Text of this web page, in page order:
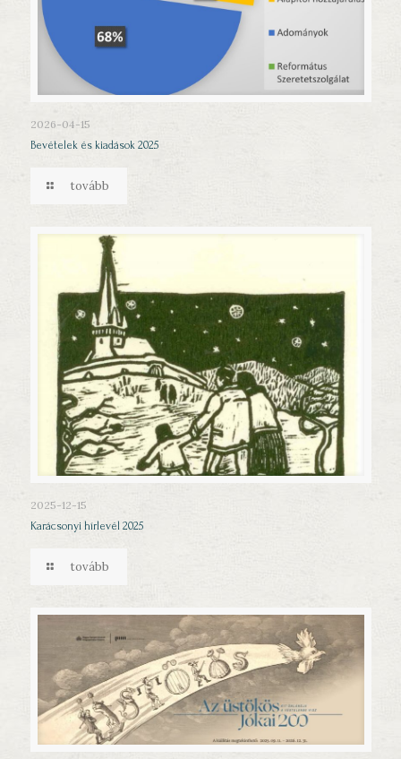
2026-04-15
Bevételek és kiadások 2025
tovább
2025-12-15
Karácsonyi hírlevél 2025
tovább